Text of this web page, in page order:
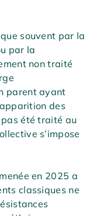
souvent par la
par la
non traité
parent ayant
des
pas été traité au
s’impose
en 2025 a
classiques ne